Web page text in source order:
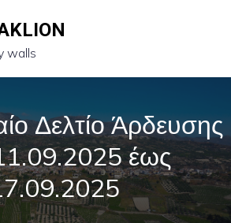
walls
Δελτίο Άρδευσης
έως